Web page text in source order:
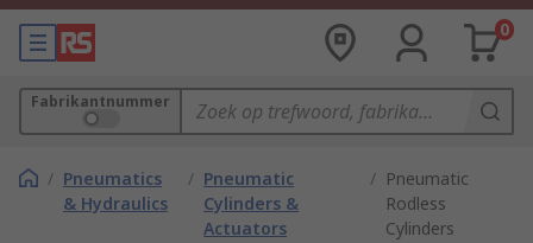
0
Fabrikantnummer
/ Pneumatics
& Hydraulics
/ Pneumatic
Cylinders &
Actuators
/ Pneumatic
Rodless
Cylinders